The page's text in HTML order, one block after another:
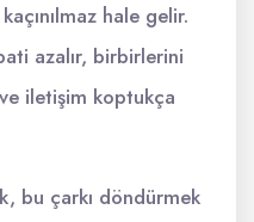
hale gelir.
azalır, birbirlerini
iletişim koptukça
bu çarkı döndürmek